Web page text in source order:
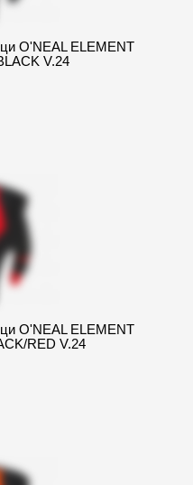
O'NEAL ELEMENT
V.24
O'NEAL ELEMENT
RED V.24